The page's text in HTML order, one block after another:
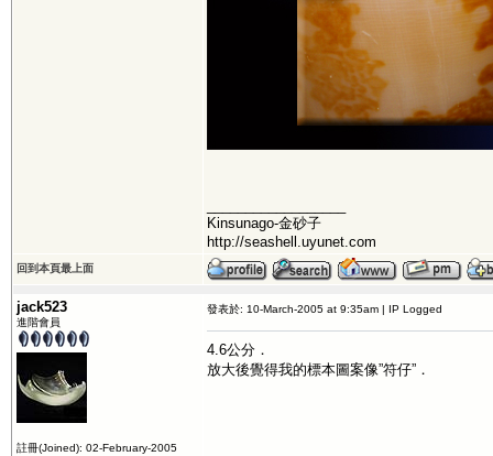
Kinsunago-金砂子
http://seashell.uyunet.com
回到本頁最上面
jack523
進階會員
註冊(Joined): 02-February-2005
發表於: 10-March-2005 at 9:35am | IP Logged
4.6公分．
放大後覺得我的標本圖案像”符仔”．